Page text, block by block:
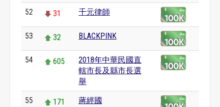
52 31 千元律師
53 32 BLACKPINK
54 605
2018年中華民國直
轄市長及縣市長選
舉
55 171 蔣經國